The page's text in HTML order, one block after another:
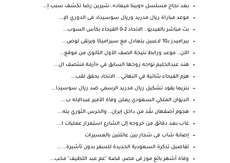
بعد نجاح مسلسل «وبينا ميعاد»..شيرين رضا تكشف سبب إ...
موعد مباراة ريال مدريد وريال سوسيداد فى الدوري الإ...
بث مباشر بالفيديو.. الاتحاد 2-0 الفيحاء بكأس السوب...
بيراميدز بـ10 لاعبين يتعادل مع سيراميكا ويرتقى لوص...
الآن.. موعد ورابط نتيجة الصف الأول الثانوى من موقع...
هند عبدالحليم تواجه زوجها السابق في «أزمة منتصف ال...
هزم الفيحاء بثنائية في النهائي... الاتحاد يحقق لقب...
بنزيما يقود تشكيل ريال مدريد الرسمي ضد ريال سوسيدا...
الديوان الملكي السعودي يعلن وفاة الأمير عبدالإله ب...
هجوم أصفهان نفّذ من داخل إيران.. والحرس الثوري يته...
غاب بعد دقائق من خروجه إلى الشارع استمرار عمليات ا...
إصابة شاب فى شجار بين عائلتين بالعسيرات
تفاصيل تذكرة السعودية الجديدة للسفر بدون تأشيرة.. ...
وفاة أشهر بائع موز فى مصر، قصة "عم عبد اللطيف" مخب...